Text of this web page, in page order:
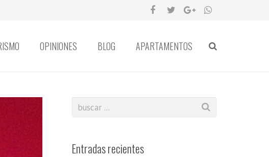
OPINIONES BLOG APARTAMENTOS
Entradas recientes